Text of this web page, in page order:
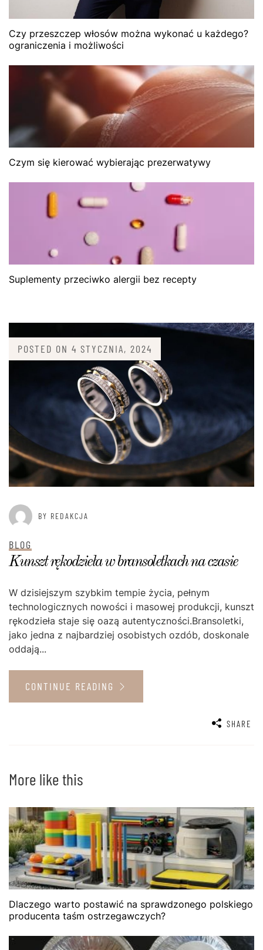
Czy przeszczep włosów można wykonać u każdego?
ograniczenia i możliwości
Czym się kierować wybierając prezerwatywy
Suplementy przeciwko alergii bez recepty
POSTED ON 4 STYCZNIA, 2024
BY REDAKCJA
BLOG
Kunszt rękodzieła w bransoletkach na czasie
W dzisiejszym szybkim tempie życia, pełnym
technologicznych nowości i masowej produkcji, kunszt
rękodzieła staje się oazą autentyczności.Bransoletki,
jako jedna z najbardziej osobistych ozdób, doskonale
oddają...
CONTINUE READING
SHARE
More like this
Dlaczego warto postawić na sprawdzonego polskiego
producenta taśm ostrzegawczych?